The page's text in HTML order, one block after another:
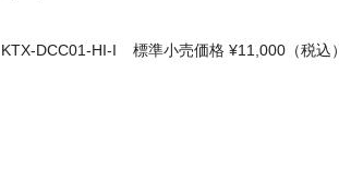
KTX-DCC01-HI-I 標準小売価格 ¥11,000（税込）